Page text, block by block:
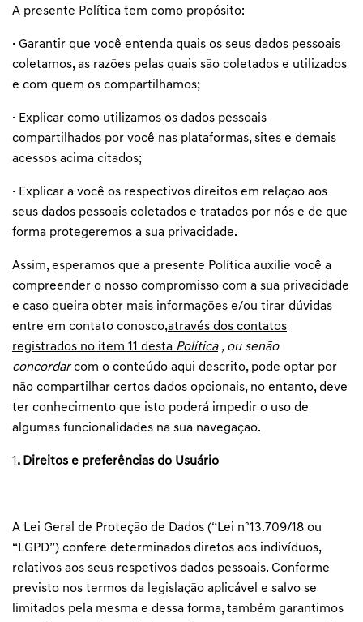
A presente Política tem como propósito:
· Garantir que você entenda quais os seus dados pessoais
coletamos, as razões pelas quais são coletados e utilizados
e com quem os compartilhamos;
· Explicar como utilizamos os dados pessoais
compartilhados por você nas plataformas, sites e demais
acessos acima citados;
· Explicar a você os respectivos direitos em relação aos
seus dados pessoais coletados e tratados por nós e de que
forma protegeremos a sua privacidade.
Assim, esperamos que a presente Política auxilie você a
compreender o nosso compromisso com a sua privacidade
e caso queira obter mais informações e/ou tirar dúvidas
entre em contato conosco,através dos contatos
registrados no item 11 desta Política , ou senão
concordarcom o conteúdo aqui descrito, pode optar por
não compartilhar certos dados opcionais, no entanto, deve
ter conhecimento que isto poderá impedir o uso de
algumas funcionalidades na sua navegação.
1 . Direitos e preferências do Usuário
A Lei Geral de Proteção de Dados (“Lei nº13.709/18 ou
“LGPD”) confere determinados diretos aos indivíduos,
relativos aos seus respetivos dados pessoais. Conforme
previsto nos termos da legislação aplicável e salvo se
limitados pela mesma e dessa forma, também garantimos